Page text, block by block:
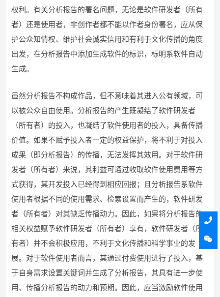
权利。有关分析报告的署名问题，无论是软件研发者（所有
者）还是使用者，非创作者都不能以作者身份署名，应从保
护公众知情权、维护社会诚实信用和有利于文化传播的角度
出发，在分析报告中添加生成软件的标识，标明系软件自动
生成。
虽然分析报告不构成作品，但不意味着其进入公有领域，可
以被公众自由使用。分析报告的产生既凝结了软件研发者
（所有者）的投入，也凝结了软件使用者的投入，具备传播
价值。如果不赋予投入者一定的权益保护，将不利于对投入
成果（即分析报告）的传播，无法发挥其效用。对于软件研
发者（所有者）来说，其利益可通过收取软件使用费用等方
式获得，其开发投入已经得到相应回报；且分析报告系软件
使用者根据不同的使用需求、检索设置而产生的，软件研发
者（所有者）对其缺乏传播动力。因此，如果将分析报告的
相关权益赋予软件研发者（所有者）享有，软件研发者（所
有者）并不会积极应用，不利于文化传播和科学事业的发
展。对于软件使用者而言，其通过付费使用进行了投入，基
于自身需求设置关键词并生成了分析报告，其具有进一步使
用、传播分析报告的动力和预期。因此，应当激励软件使用